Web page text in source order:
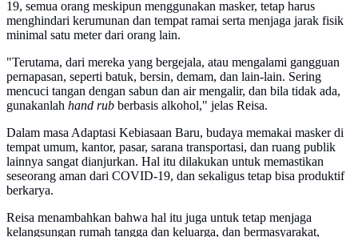
19, semua orang meskipun menggunakan masker, tetap harus
menghindari kerumunan dan tempat ramai serta menjaga jarak fisik
minimal satu meter dari orang lain.
"Terutama, dari mereka yang bergejala, atau mengalami gangguan
pernapasan, seperti batuk, bersin, demam, dan lain-lain. Sering
mencuci tangan dengan sabun dan air mengalir, dan bila tidak ada,
gunakanlah hand rub berbasis alkohol," jelas Reisa.
Dalam masa Adaptasi Kebiasaan Baru, budaya memakai masker di
tempat umum, kantor, pasar, sarana transportasi, dan ruang publik
lainnya sangat dianjurkan. Hal itu dilakukan untuk memastikan
seseorang aman dari COVID-19, dan sekaligus tetap bisa produktif
berkarya.
Reisa menambahkan bahwa hal itu juga untuk tetap menjaga
kelangsungan rumah tangga dan keluarga, dan bermasyarakat,